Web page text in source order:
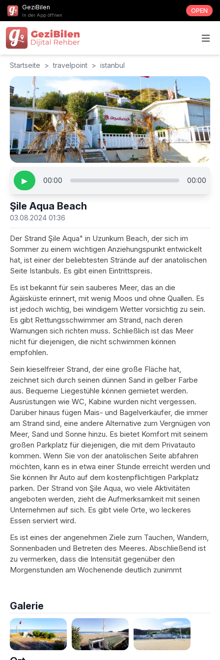
GeziBilen
In der App öffnen
OPEN
Startseite > travelpoint > istanbul
▶ 00:00 00:00
Şile Aqua Beach
03.08.2024 01:36
Der Strand Şile Aqua" in Uzunkum Beach, der sich im
Sommer zu einem wichtigen Anziehungspunkt entwickelt
hat, ist einer der beliebtesten Strände auf der anatolischen
Seite Istanbuls. Es gibt einen Eintrittspreis.
Es ist bekannt für sein sauberes Meer, das an die
Ägäisküste erinnert, mit wenig Moos und ohne Quallen. Es
ist jedoch wichtig, bei windigem Wetter vorsichtig zu sein.
Es gibt Rettungsschwimmer am Strand, nach deren
Warnungen sich richten muss. Schließlich ist das Meer
nicht für diejenigen, die nicht schwimmen können
empfohlen.
Sein kieselfreier Strand, der eine große Fläche hat,
zeichnet sich durch seinen dünnen Sand in gelber Farbe
aus. Bequeme Liegestühle können gemietet werden.
Ausrüstungen wie WC, Kabine wurden nicht vergessen.
Darüber hinaus fügen Mais- und Bagelverkäufer, die immer
am Strand sind, eine andere Alternative zum Vergnügen von
Meer, Sand und Sonne hinzu. Es bietet Komfort mit seinem
großen Parkplatz für diejenigen, die mit dem Privatauto
kommen. Wenn Sie von der anatolischen Seite abfahren
möchten, kann es in etwa einer Stunde erreicht werden und
Sie können Ihr Auto auf dem kostenpflichtigen Parkplatz
parken. Der Strand von Şile Aqua, wo viele Aktivitäten
angeboten werden, zieht die Aufmerksamkeit mit seinen
Unternehmen auf sich. Es gibt viele Orte, wo leckeres
Essen serviert wird.
Es ist eines der angenehmen Ziele zum Tauchen, Wandern,
Sonnenbaden und Betreten des Meeres. Abschließend ist
zu vermerken, dass die Intensität gegenüber den
Morgenstunden am Wochenende deutlich zunimmt
Galerie